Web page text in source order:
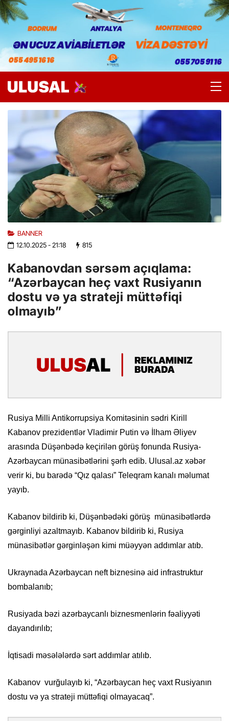
BANNER
12.10.2025- 21:18 815
Kabanovdan sərsəm açıqlama:
“Azərbaycan heç vaxt Rusiyanın
dostu və ya strateji müttəfiqi
olmayıb”
Rusiya Milli Antikorrupsiya Komitəsinin sədri Kirill
Kabanov prezidentlər Vladimir Putin və İlham Əliyev
arasında Düşənbədə keçirilən görüş fonunda Rusiya-
Azərbaycan münasibətlərini şərh edib. Ulusal.az xəbər
verir ki, bu barədə “Qız qalası” Teleqram kanalı məlumat
yayıb.
Kabanov bildirib ki, Düşənbədəki görüş münasibətlərdə
gərginliyi azaltmayıb. Kabanov bildirib ki, Rusiya
münasibətlər gərginləşən kimi müəyyən addımlar atıb.
Ukraynada Azərbaycan neft biznesinə aid infrastruktur
bombalanıb;
Rusiyada bəzi azərbaycanlı biznesmenlərin fəaliyyəti
dayandırılıb;
İqtisadi məsələlərdə sərt addımlar atılıb.
Kabanov vurğulayıb ki, “Azərbaycan heç vaxt Rusiyanın
dostu və ya strateji müttəfiqi olmayacaq”.